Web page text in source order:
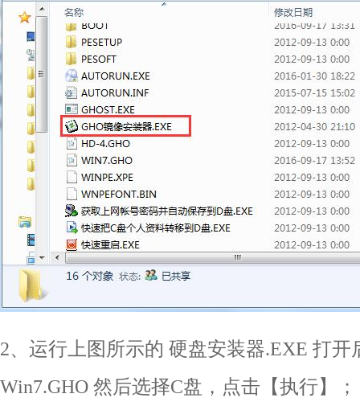
2、运行上图所示的 硬盘安装器.EXE 打
Win7.GHO 然后选择C盘，点击【执行】；